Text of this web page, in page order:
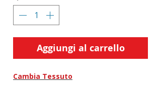
Aggiungi al carrello
Cambia Tessuto